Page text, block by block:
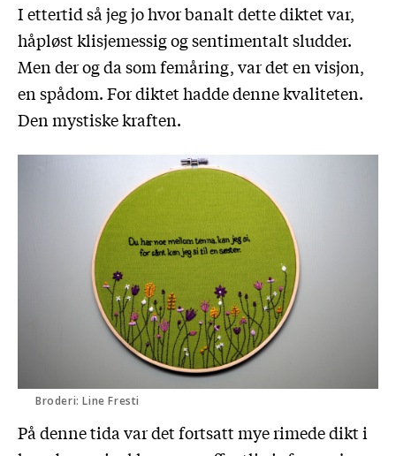
I ettertid så jeg jo hvor banalt dette diktet var,
håpløst klisjemessig og sentimentalt sludder.
Men der og da som femåring, var det en visjon,
en spådom. For diktet hadde denne kvaliteten.
Den mystiske kraften.
Broderi: Line Fresti
På denne tida var det fortsatt mye rimede dikt i